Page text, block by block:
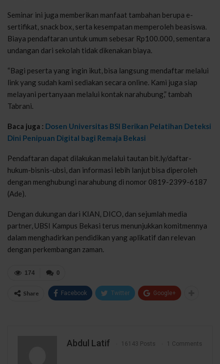
Seminar ini juga memberikan manfaat tambahan berupa e-
sertifikat, snack box, serta kesempatan memperoleh beasiswa.
Biaya pendaftaran untuk umum sebesar Rp100.000, sementara
undangan dari sekolah tidak dikenakan biaya.
“Bagi peserta yang ingin ikut, bisa langsung mendaftar melalui
link yang sudah kami sediakan secara online. Kami juga siap
melayani pertanyaan melalui kontak narahubung,” tambah
Tabrani.
Baca juga : Dosen Universitas BSI Berikan Pelatihan Deteksi
Dini Penipuan Digital bagi Remaja Bekasi
Pendaftaran dapat dilakukan melalui tautan bit.ly/daftar-
hukum-bisnis-ubsi, dan informasi lebih lanjut bisa diperoleh
dengan menghubungi narahubung di nomor 0819-2399-6187
(Ade).
Dengan dukungan dari KIAN, DICO, dan sejumlah media
partner, UBSI Kampus Bekasi terus menunjukkan komitmennya
dalam menghadirkan pendidikan yang aplikatif dan relevan
dengan perkembangan zaman.
0
174
Share Facebook Twitter Google+
Abdul Latif 16143 Posts 1 Comments